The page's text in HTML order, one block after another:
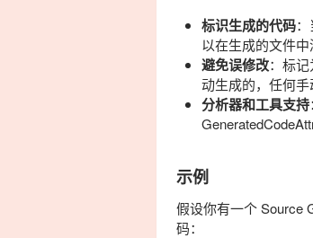
标识生成的代码：
以在生成的文件
避免误修改：标记
动生成的，任何手
分析器和工具支持
示例
假设你有一个 Source
码：